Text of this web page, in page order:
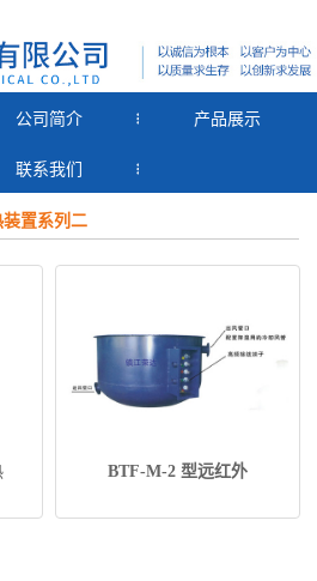
公司简介 产品展示
联系我们
置系列二
BTF-M-2 型远红外